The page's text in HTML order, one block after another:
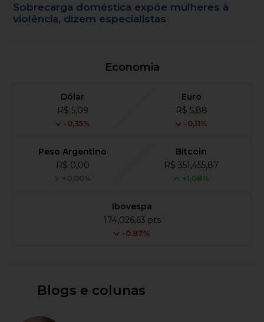
Sobrecarga doméstica expõe mulheres à
violência, dizem especialistas
Economia
Dólar
R$ 5,09
-0,35%
Euro
R$ 5,88
-0,11%
Peso Argentino
R$ 0,00
+0,00%
Bitcoin
R$ 351,455,87
+1,08%
Ibovespa
174,026,63 pts
-0.87%
Blogs e colunas